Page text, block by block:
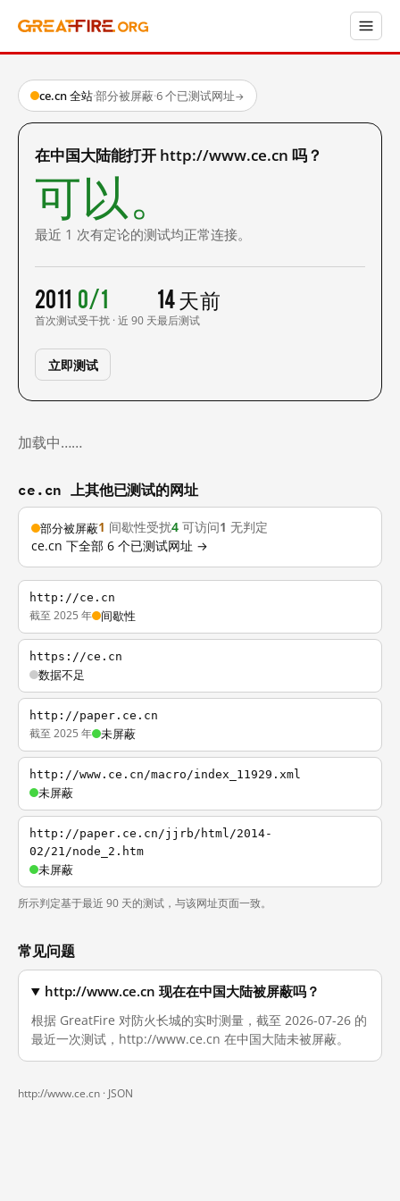
ce.cn 全站·部分被屏蔽·6 个已测试网址→
在中国大陆能打开 http://www.ce.cn 吗？
可以。
最近 1 次有定论的测试均正常连接。
2011
首次测试
0/1
受干扰 · 近 90 天
14 天前
最后测试
立即测试
加载中……
ce.cn 上其他已测试的网址
部分被屏蔽1 间歇性受扰4 可访问1 无判定
ce.cn 下全部 6 个已测试网址 →
http://ce.cn
截至 2025 年 间歇性
https://ce.cn
数据不足
http://paper.ce.cn
截至 2025 年 未屏蔽
http://www.ce.cn/macro/index_11929.xml
未屏蔽
http://paper.ce.cn/jjrb/html/2014-
02/21/node_2.htm
未屏蔽
所示判定基于最近 90 天的测试，与该网址页面一致。
常见问题
http://www.ce.cn 现在在中国大陆被屏蔽吗？
根据 GreatFire 对防火长城的实时测量，截至 2026-07-26 的
最近一次测试，http://www.ce.cn 在中国大陆未被屏蔽。
http://www.ce.cn · JSON